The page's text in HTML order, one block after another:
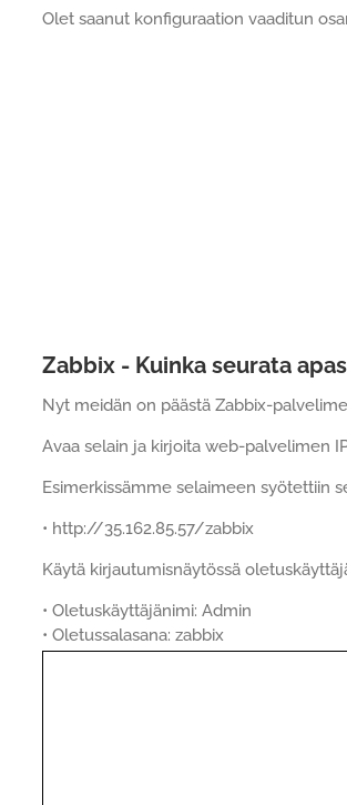
Olet saanut konfiguraation vaaditun
Zabbix - Kuinka seurata
Nyt meidän on päästä Zabbix-
Avaa selain ja kirjoita web-palvelimen
Esimerkissämme selaimeen syötettiin
• http://35.162.85.57/zabbix
Käytä kirjautumisnäytössä
• Oletuskäyttäjänimi: Admin
• Oletussalasana: zabbix